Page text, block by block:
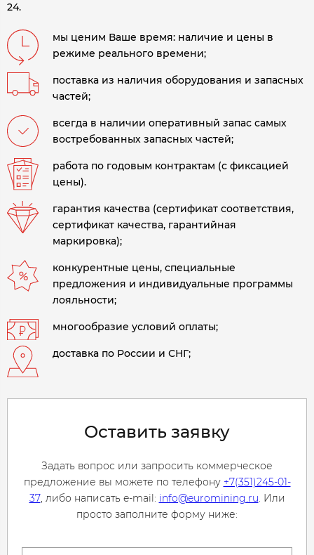
24.
мы ценим Ваше время: наличие и цены в
режиме реального времени;
поставка из наличия оборудования и запасных
частей;
всегда в наличии оперативный запас самых
востребованных запасных частей;
работа по годовым контрактам (с фиксацией
цены).
гарантия качества (сертификат соответствия,
сертификат качества, гарантийная
маркировка);
конкурентные цены, специальные
предложения и индивидуальные программы
лояльности;
многообразие условий оплаты;
доставка по России и СНГ;
Оставить заявку
Задать вопрос или запросить коммерческое
предложение вы можете по телефону +7(351)245-01-
37, либо написать e-mail: info@euromining.ru. Или
просто заполните форму ниже: